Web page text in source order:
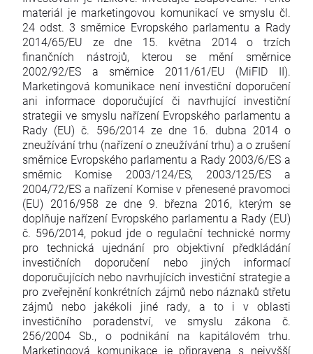
materiál je marketingovou komunikací ve smyslu čl.
24 odst. 3 směrnice Evropského parlamentu a Rady
2014/65/EU ze dne 15. května 2014 o trzích
finančních nástrojů, kterou se mění směrnice
2002/92/ES a směrnice 2011/61/EU (MiFID II).
Marketingová komunikace není investiční doporučení
ani informace doporučující či navrhující investiční
strategii ve smyslu nařízení Evropského parlamentu a
Rady (EU) č. 596/2014 ze dne 16. dubna 2014 o
zneužívání trhu (nařízení o zneužívání trhu) a o zrušení
směrnice Evropského parlamentu a Rady 2003/6/ES a
směrnic Komise 2003/124/ES, 2003/125/ES a
2004/72/ES a nařízení Komise v přenesené pravomoci
(EU) 2016/958 ze dne 9. března 2016, kterým se
doplňuje nařízení Evropského parlamentu a Rady (EU)
č. 596/2014, pokud jde o regulační technické normy
pro technická ujednání pro objektivní předkládání
investičních doporučení nebo jiných informací
doporučujících nebo navrhujících investiční strategie a
pro zveřejnění konkrétních zájmů nebo náznaků střetu
zájmů nebo jakékoli jiné rady, a to i v oblasti
investičního poradenství, ve smyslu zákona č.
256/2004 Sb., o podnikání na kapitálovém trhu.
Marketingová komunikace je připravena s nejvyšší